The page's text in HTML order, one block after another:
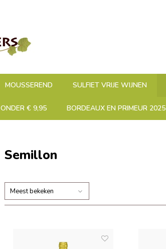
MOUSSEREND SULFIET VRIJE WIJNEN
ONDER € 9,95 BORDEAUX EN PRIMEUR 2025
Semillon
Meest bekeken